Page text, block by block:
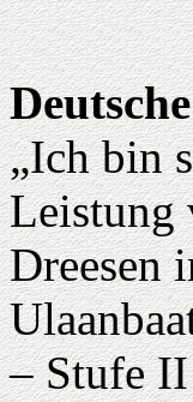
„Ich bin
Leistung
Dreesen
– Stufe